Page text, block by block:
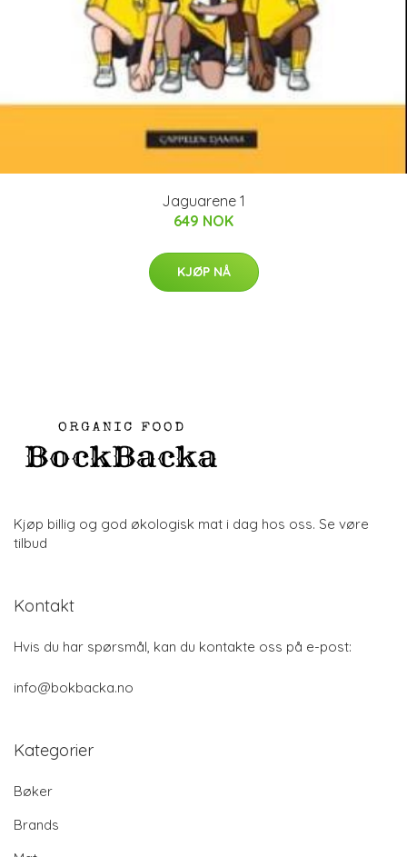
Jaguarene 1
649 NOK
KJØP NÅ
Kjøp billig og god økologisk mat i dag hos oss. Se vøre
tilbud
Kontakt
Hvis du har spørsmål, kan du kontakte oss på e-post:
info@bokbacka.no
Kategorier
Bøker
Brands